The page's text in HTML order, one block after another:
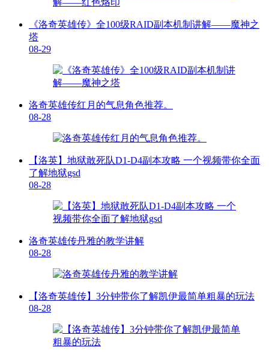
《洛奇英雄传》全100级RAID副本机制讲解——魔神之
塔
08-29
洛奇英雄传红月的气息角色推荐。
08-28
【洛英】地狱敢死队D1-D4副本攻略 一个视频带你全面
了解地狱gsd
08-28
洛奇英雄传丹雅的教学讲解
08-28
【洛奇英雄传】3分钟带你了解凯伊最简单粗暴的玩法
08-28